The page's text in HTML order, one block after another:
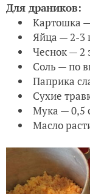
Для драников:
Картошка
Яйца — 2-3
Чеснок — 2
Соль — по
Паприка
Сухие
Мука — 0,5
Масло